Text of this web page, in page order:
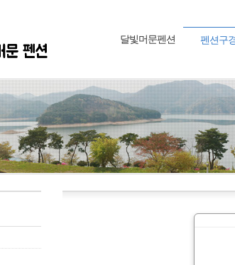
달빛머문펜션 펜션구